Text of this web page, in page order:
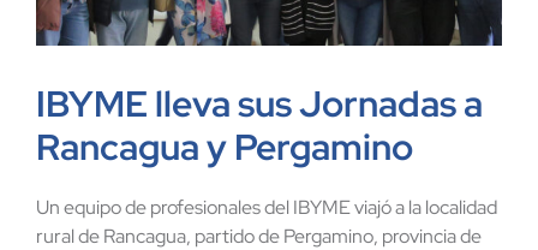
IBYME lleva sus Jornadas a
Rancagua y Pergamino
Un equipo de profesionales del IBYME viajó a la localidad
rural de Rancagua, partido de Pergamino, provincia de